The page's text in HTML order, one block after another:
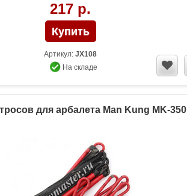
217 р.
Артикул: JX108
На складе
для арбалета Man Kung MK-350